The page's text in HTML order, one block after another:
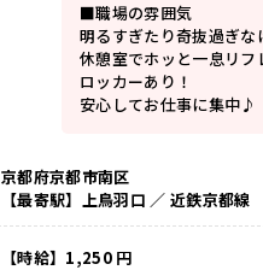
■職場の雰囲気
明るすぎたり奇抜過ぎな
休憩室でホッと一息リフ
ロッカーあり！
安心してお仕事に集中♪
京都府京都市南区
【最寄駅】上鳥羽口 ／ 近鉄京都線
【時給】1,250 円